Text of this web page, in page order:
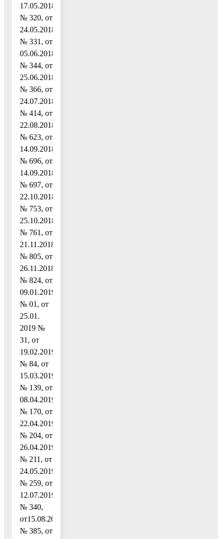
17.05.2018
№ 320, от
24.05.2018
№ 331, от
05.06.2018
№ 344, от
25.06.2018
№ 366, от
24.07.2018
№ 414, от
22.08.2018
№ 623, от
14.09.2018
№ 696, от
14.09.2018
№ 697, от
22.10.2018
№ 753, от
25.10.2018
№ 761, от
21.11.2018
№ 805, от
26.11.2018
№ 824, от
09.01.2019
№ 01, от
25.01.
2019 №
31, от
19.02.2019
№ 84, от
15.03.2019
№ 139, от
08.04.2019
№ 170, от
22.04.2019
№ 204, от
26.04.2019
№ 211, от
24.05.2019
№ 259, от
12.07.2019
№ 340,
от15.08.2019
№ 385, от